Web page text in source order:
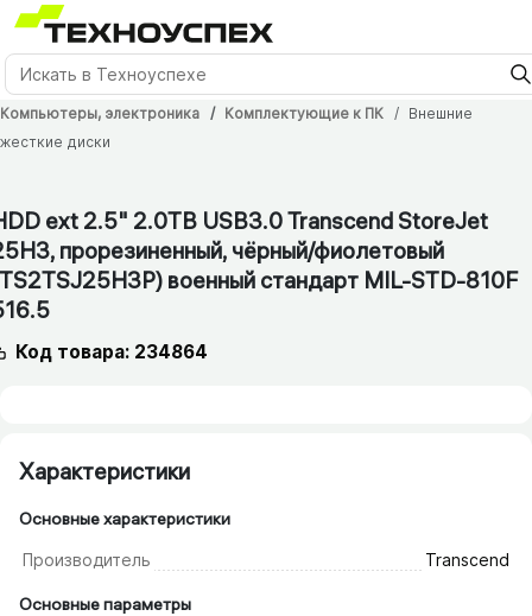
Компьютеры, электроника Комплектующие к ПК
Внешние
жесткие диски
ext 2.5" 2.0TB USB3.0 Transcend StoreJet
прорезиненный, чёрный/​фиолетовый
военный стандарт MIL-STD-810F
Код товара: 234864
Характеристики
Основные характеристики
Производитель Transcend
Основные параметры